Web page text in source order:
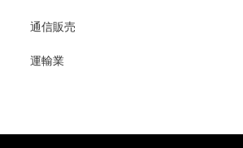
通信販売
運輸業